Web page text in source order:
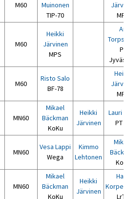
M60
Muinonen
TIP-70
M60
Heikki
Järvinen
MPS
Ari
PT
M60
Risto Salo
BF-78
MN60
Mikael
Bäckman
KoKu
Heikki
Järvinen
Lauri
PT
MN60
Vesa Lappi
Wega
Kimmo
Lehtonen
MN60
Mikael
Bäckman
KoKu
Heikki
Järvinen